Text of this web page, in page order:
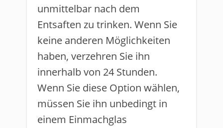
unmittelbar nach dem
Entsaften zu trinken. Wenn Sie
keine anderen Möglichkeiten
haben, verzehren Sie ihn
innerhalb von 24 Stunden.
Wenn Sie diese Option wählen,
müssen Sie ihn unbedingt in
einem Einmachglas